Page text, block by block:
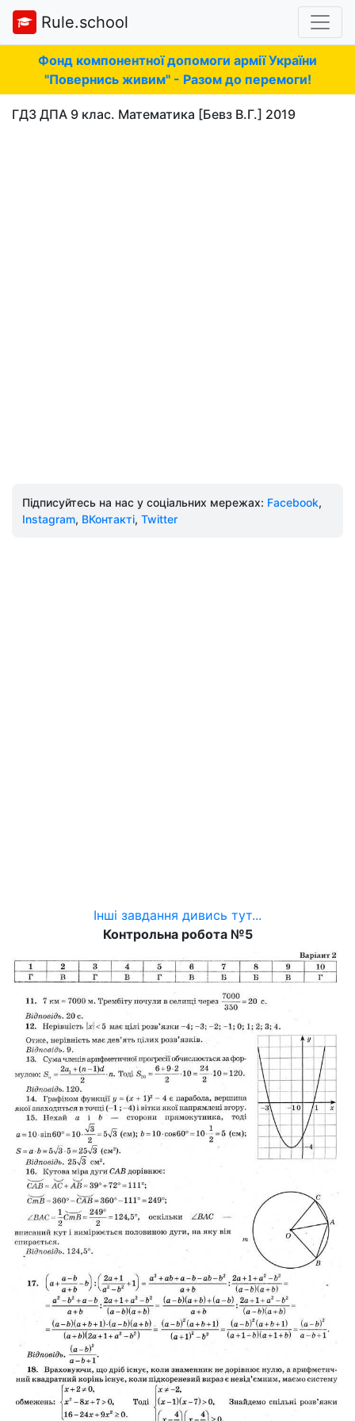
Rule.school
Фонд компонентної допомоги армії України
"Повернись живим" - Разом до перемоги!
ГДЗ ДПА 9 клас. Математика [Бевз В.Г.] 2019
Підписуйтесь на нас у соціальних мережах: Facebook,
Instagram, ВКонтакті, Twitter
Інші завдання дивись тут...
Контрольна робота №5